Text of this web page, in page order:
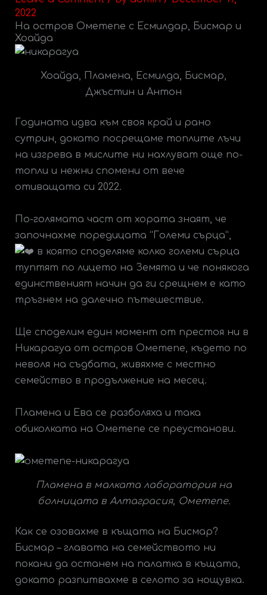
2022
На остров Ометепе с Есмилдар, Бисмар и
Хоайда
Хоайда, Пламена, Есмилда, Бисмар,
Джъстин и Антон
Годината идва към своя край и рано
сутрин, докато посрещаме топлите лъчи
на изгрева в мислите ни нахлуват още по-
топли и нежни спомени от вече
отиващата си 2022.
По-голямата част от хората знаят, че
започнахме поредицата “Големи сърца”,
в която споделяме колко големи сърца
туптят по лицето на Земята и че понякога
единственият начин да ги срещнем е като
тръгнем на далечно пътешествие.
Ще споделим един момент от престоя ни в
Никарагуа от остров Ометепе, където по
неволя на съдбата, живяхме с местно
семейство в продължение на месец.
Пламена и Ева се разболяха и така
обиколката на Ометепе се преустанови.
Пламена в малката лаборатория на
болницата в Алтаграсия, Ометепе.
Как се озовахме в къщата на Бисмар?
Бисмар – главата на семейството ни
покани да останем на палатка в къщата,
докато разпитвахме в селото за нощувка.